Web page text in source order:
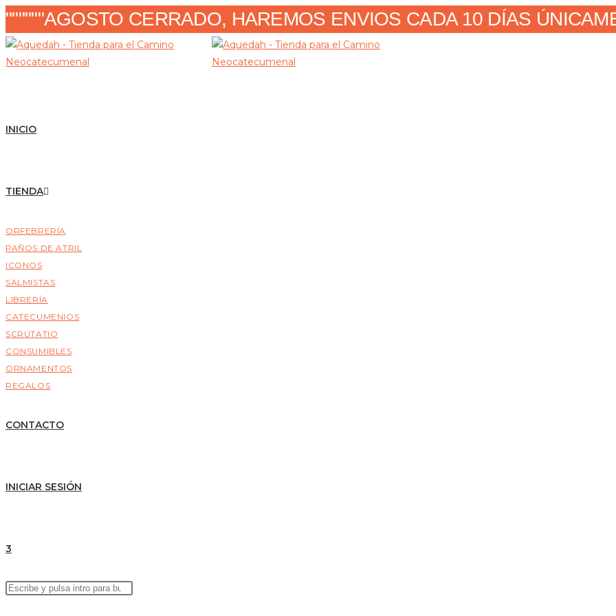
""""""AGOSTO CERRADO, HAREMOS ENVIOS CADA 10 DÍAS
INICIO
TIENDA
ORFEBRERÍA
PAÑOS DE ATRIL
ICONOS
SALMISTAS
LIBRERÍA
CATECUMENIOS
SCRUTATIO
CONSUMIBLES
ORNAMENTOS
REGALOS
CONTACTO
INICIAR SESIÓN
3